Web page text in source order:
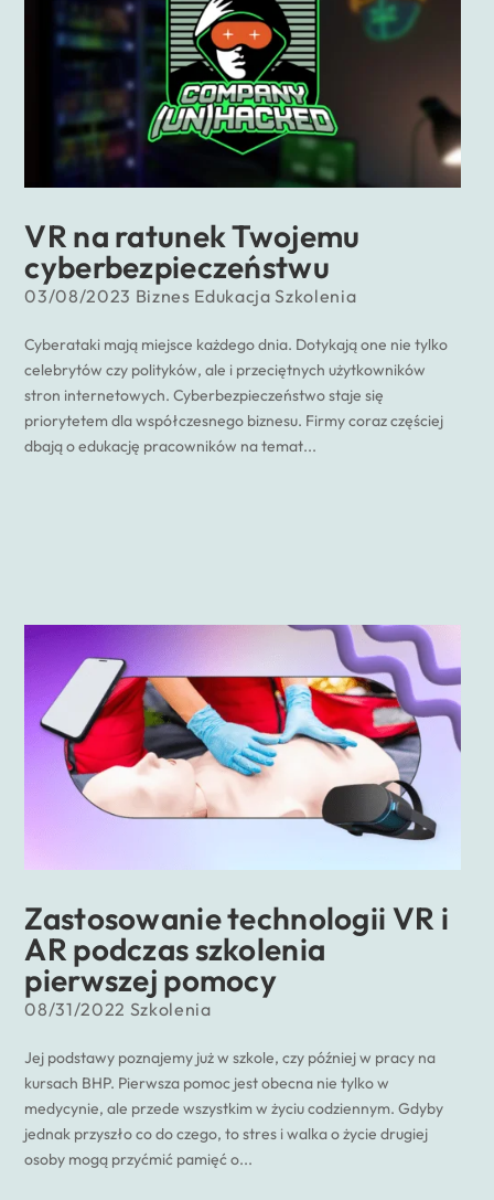
VR na ratunek Twojemu
cyberbezpieczeństwu
03/08/2023 Biznes Edukacja Szkolenia
Cyberataki mają miejsce każdego dnia. Dotykają one nie tylko
celebrytów czy polityków, ale i przeciętnych użytkowników
stron internetowych. Cyberbezpieczeństwo staje się
priorytetem dla współczesnego biznesu. Firmy coraz częściej
dbają o edukację pracowników na temat...
Zastosowanie technologii VR i
AR podczas szkolenia
pierwszej pomocy
08/31/2022 Szkolenia
Jej podstawy poznajemy już w szkole, czy później w pracy na
kursach BHP. Pierwsza pomoc jest obecna nie tylko w
medycynie, ale przede wszystkim w życiu codziennym. Gdyby
jednak przyszło co do czego, to stres i walka o życie drugiej
osoby mogą przyćmić pamięć o...